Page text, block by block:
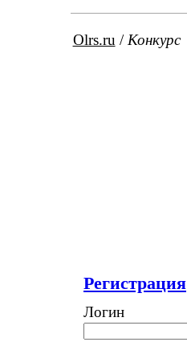
Olrs.ru / Конкурс
Регистрация
Логин